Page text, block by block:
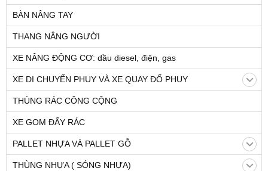
BÀN NÂNG TAY
THANG NÂNG NGƯỜI
XE NÂNG ĐỘNG CƠ: dầu diesel, điện, gas
XE DI CHUYỂN PHUY VÀ XE QUAY ĐỔ PHUY
THÙNG RÁC CÔNG CỘNG
XE GOM ĐẨY RÁC
PALLET NHỰA VÀ PALLET GỖ
THÙNG NHỰA ( SÓNG NHỰA)